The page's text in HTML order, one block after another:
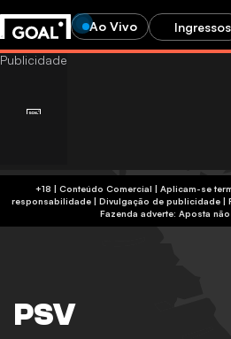
Ao Vivo Ingressos
+18 | Conteúdo Comercial | Aplicam-se termos e condições | Jogue com
responsabilidade| Divulgação de publicidade|
Fazenda adverte: Aposta
PSV